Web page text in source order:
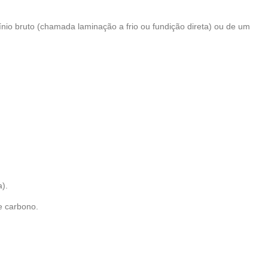
bruto (chamada laminação a frio ou fundição direta) ou de um
carbono.